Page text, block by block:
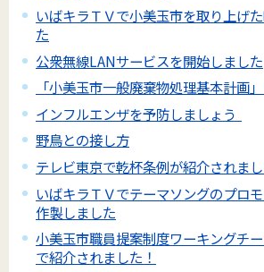
いばキラＴＶで小美玉市を取り上げ
た
公衆無線LANサービスを開始しました
「小美玉市一般廃棄物処理基本計画
インフルエンザを予防しましょう
野鳥との接し方
テレビ東京で乾杯条例が紹介されま
いばキラＴＶでテーマソングのプロ
作製しました
小美玉市職員提案制度ワーキングチ
で紹介されました！